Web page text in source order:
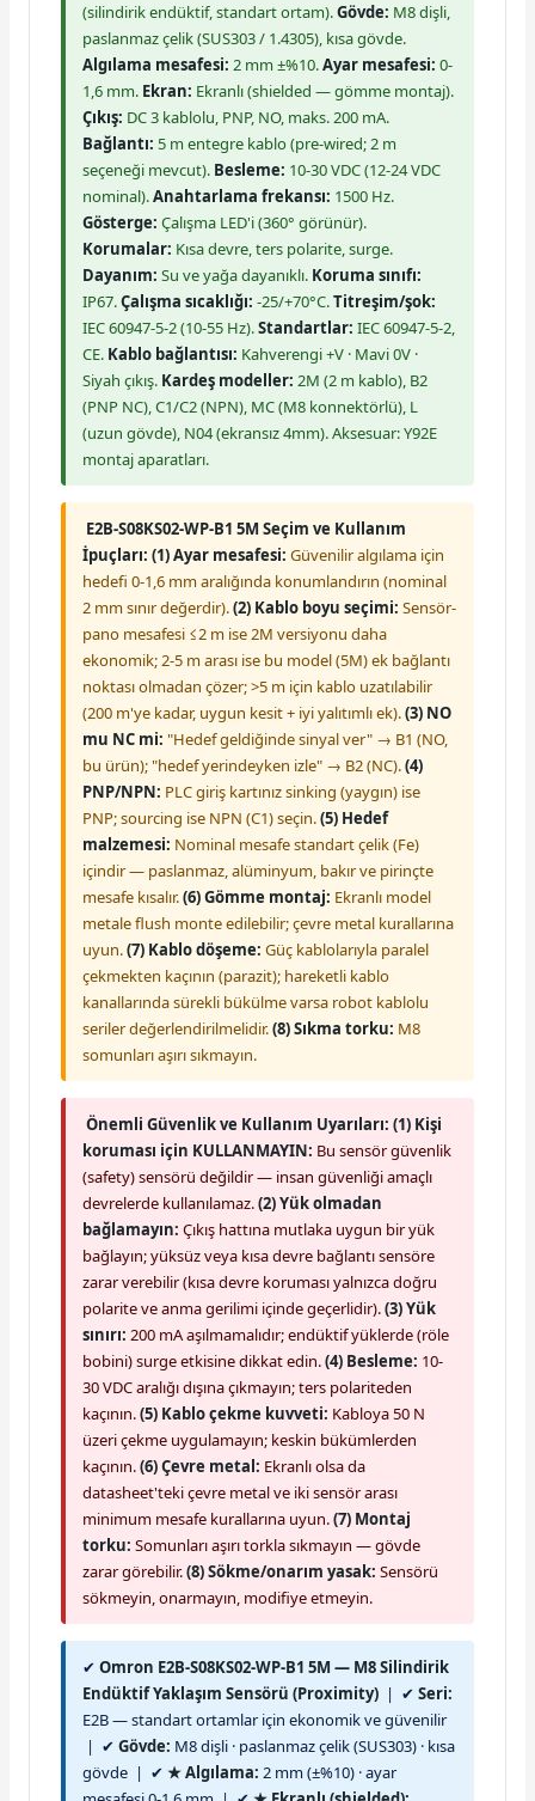
(silindirik endüktif, standart ortam).Gövde: M8 dişli,
paslanmaz çelik (SUS303 / 1.4305), kısa gövde.
Algılama mesafesi: 2 mm ±%10.Ayar mesafesi: 0-
1,6 mm. Ekran: Ekranlı (shielded — gömme montaj).
Çıkış: DC 3 kablolu, PNP, NO, maks. 200 mA.
Bağlantı: 5 m entegre kablo (pre-wired; 2 m
seçeneği mevcut). Besleme: 10-30 VDC (12-24 VDC
nominal).Anahtarlama frekansı: 1500 Hz.
Gösterge: Çalışma LED'i (360° görünür).
Korumalar: Kısa devre, ters polarite, surge.
Dayanım: Su ve yağa dayanıklı. Koruma sınıfı:
IP67.Çalışma sıcaklığı: -25/+70°C.Titreşim/şok:
IEC 60947-5-2 (10-55 Hz).Standartlar: IEC 60947-5-2,
CE. Kablo bağlantısı: Kahverengi +V · Mavi 0V ·
Siyah çıkış. Kardeş modeller: 2M (2 m kablo), B2
(PNP NC), C1/C2 (NPN), MC (M8 konnektörlü), L
(uzun gövde), N04 (ekransız 4mm). Aksesuar: Y92E
montaj aparatları.
E2B-S08KS02-WP-B1 5M Seçim ve Kullanım
İpuçları: (1) Ayar mesafesi: Güvenilir algılama için
hedefi 0-1,6 mm aralığında konumlandırın (nominal
2 mm sınır değerdir).(2) Kablo boyu seçimi: Sensör-
pano mesafesi ≤2 m ise 2M versiyonu daha
ekonomik; 2-5 m arası ise bu model (5M) ek bağlantı
noktası olmadan çözer; >5 m için kablo uzatılabilir
(200 m'ye kadar, uygun kesit + iyi yalıtımlı ek).(3) NO
mu NC mi: "Hedef geldiğinde sinyal ver" → B1 (NO,
bu ürün); "hedef yerindeyken izle" → B2 (NC).(4)
PNP/NPN: PLC giriş kartınız sinking (yaygın) ise
PNP; sourcing ise NPN (C1) seçin.(5) Hedef
malzemesi: Nominal mesafe standart çelik (Fe)
içindir — paslanmaz, alüminyum, bakır ve pirinçte
mesafe kısalır.(6) Gömme montaj: Ekranlı model
metale flush monte edilebilir; çevre metal kurallarına
uyun.(7) Kablo döşeme: Güç kablolarıyla paralel
çekmekten kaçının (parazit); hareketli kablo
kanallarında sürekli bükülme varsa robot kablolu
seriler değerlendirilmelidir.(8) Sıkma torku: M8
somunları aşırı sıkmayın.
Önemli Güvenlik ve Kullanım Uyarıları: (1) Kişi
koruması için KULLANMAYIN: Bu sensör güvenlik
(safety) sensörü değildir — insan güvenliği amaçlı
devrelerde kullanılamaz.(2) Yük olmadan
bağlamayın: Çıkış hattına mutlaka uygun bir yük
bağlayın; yüksüz veya kısa devre bağlantı sensöre
zarar verebilir (kısa devre koruması yalnızca doğru
polarite ve anma gerilimi içinde geçerlidir).(3) Yük
sınırı: 200 mA aşılmamalıdır; endüktif yüklerde (röle
bobini) surge etkisine dikkat edin.(4) Besleme: 10-
30 VDC aralığı dışına çıkmayın; ters polariteden
kaçının.(5) Kablo çekme kuvveti: Kabloya 50 N
üzeri çekme uygulamayın; keskin bükümlerden
kaçının.(6) Çevre metal: Ekranlı olsa da
datasheet'teki çevre metal ve iki sensör arası
minimum mesafe kurallarına uyun.(7) Montaj
torku: Somunları aşırı torkla sıkmayın — gövde
zarar görebilir.(8) Sökme/onarım yasak: Sensörü
sökmeyin, onarmayın, modifiye etmeyin.
✔ Omron E2B-S08KS02-WP-B1 5M — M8 Silindirik
Endüktif Yaklaşım Sensörü (Proximity) | ✔ Seri:
E2B — standart ortamlar için ekonomik ve güvenilir
| ✔ Gövde: M8 dişli · paslanmaz çelik (SUS303) · kısa
gövde | ✔ ★ Algılama: 2 mm (±%10) · ayar